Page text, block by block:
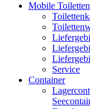
Mobile Toiletten
Service
Container